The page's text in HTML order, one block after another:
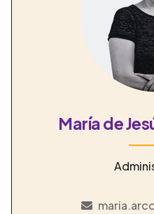
María de